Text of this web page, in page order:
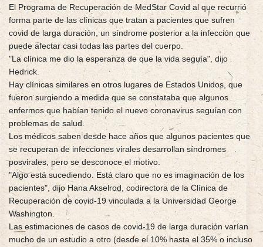
El Programa de Recuperación de MedStar Covid al que recurrió
forma parte de las clínicas que tratan a pacientes que sufren
covid de larga duración, un síndrome posterior a la infección que
puede afectar casi todas las partes del cuerpo.
"La clínica me dio la esperanza de que la vida seguía", dijo
Hedrick.
Hay clínicas similares en otros lugares de Estados Unidos, que
fueron surgiendo a medida que se constataba que algunos
enfermos que habían tenido el nuevo coronavirus seguían con
problemas de salud.
Los médicos saben desde hace años que algunos pacientes que
se recuperan de infecciones virales desarrollan síndromes
posvirales, pero se desconoce el motivo.
"Algo está sucediendo. Está claro que no es imaginación de los
pacientes", dijo Hana Akselrod, codirectora de la Clínica de
Recuperación de covid-19 vinculada a la Universidad George
Washington.
Las estimaciones de casos de covid-19 de larga duración varían
mucho de un estudio a otro (desde el 10% hasta el 35% o incluso